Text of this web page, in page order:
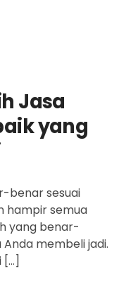
Jasa
yang
benar sesuai
hampir semua
yang benar-
membeli jadi.
[…]